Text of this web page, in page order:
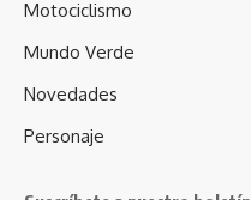
Motociclismo
Mundo Verde
Novedades
Personaje